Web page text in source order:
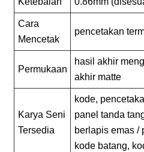
Cara
Mencetak
pencetakan
Permukaan
hasil akhir
akhir matte
Karya Seni
Tersedia
kode,
panel tanda
berlapis emas /
kode batang,